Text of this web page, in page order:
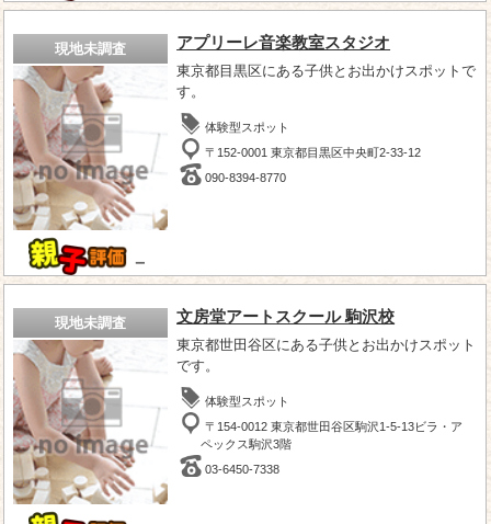
現地未調査
－
アプリーレ音楽教室スタジオ
東京都目黒区にある子供とお出かけスポットで
す。
体験型スポット
〒152-0001 東京都目黒区中央町2-33-12
090-8394-8770
現地未調査 文房堂アートスクール 駒沢校
東京都世田谷区にある子供とお出かけスポット
です。
体験型スポット
〒154-0012 東京都世田谷区駒沢1-5-13ビラ・ア
ペックス駒沢3階
03-6450-7338